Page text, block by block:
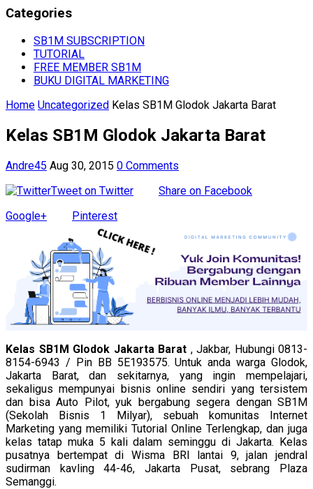
Categories
SB1M SUBSCRIPTION
TUTORIAL
FREE MEMBER SB1M
BUKU DIGITAL MARKETING
Home Uncategorized Kelas SB1M Glodok Jakarta Barat
Kelas SB1M Glodok Jakarta Barat
Andre45 Aug 30, 2015 0 Comments
Tweet on Twitter
Share on Facebook
Google+
Pinterest
Kelas SB1M Glodok Jakarta Barat , Jakbar, Hubungi 0813-
8154-6943 / Pin BB 5E193575. Untuk anda warga Glodok,
Jakarta Barat, dan sekitarnya, yang ingin mempelajari,
sekaligus mempunyai bisnis online sendiri yang tersistem
dan bisa Auto Pilot, yuk bergabung segera dengan SB1M
(Sekolah Bisnis 1 Milyar), sebuah komunitas Internet
Marketing yang memiliki Tutorial Online Terlengkap, dan juga
kelas tatap muka 5 kali dalam seminggu di Jakarta. Kelas
pusatnya bertempat di Wisma BRI lantai 9, jalan jendral
sudirman kavling 44-46, Jakarta Pusat, sebrang Plaza
Semanggi.